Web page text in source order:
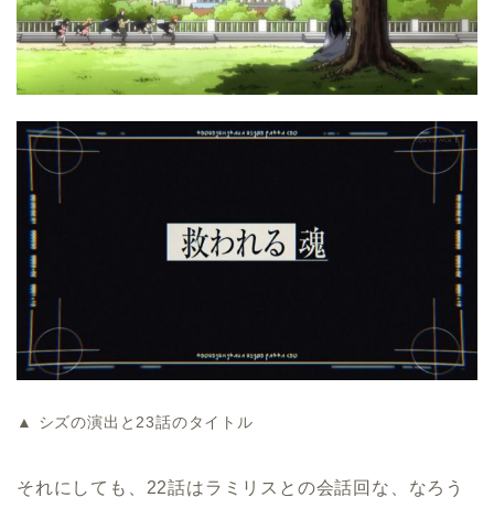
▲ シズの演出と23話のタイトル
それにしても、22話はラミリスとの会話回な、なろう